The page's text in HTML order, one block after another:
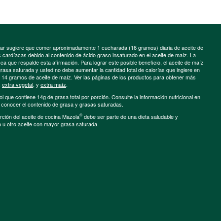
sugiere que comer aproximadamente 1 cucharada (16 gramos) diaria de aceite de
debido al contenido de ácido graso insaturado en el aceite de maíz. La
que respalde esta afirmación. Para lograr este posible beneficio, el aceite de maíz
saturada y usted no debe aumentar la cantidad total de calorías que ingiere en
gramos de aceite de maíz. Ver las páginas de los productos para obtener más
extra vegetal, y extra maíz.
que contiene 14g de grasa total por porción. Consulte la información nutricional en
el contenido de grasa y grasas saturadas.
del aceite de cocina Mazola® debe ser parte de una dieta saludable y
otro aceite con mayor grasa saturada.